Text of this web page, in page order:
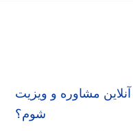
مشاوره و ویزیت
شوم؟